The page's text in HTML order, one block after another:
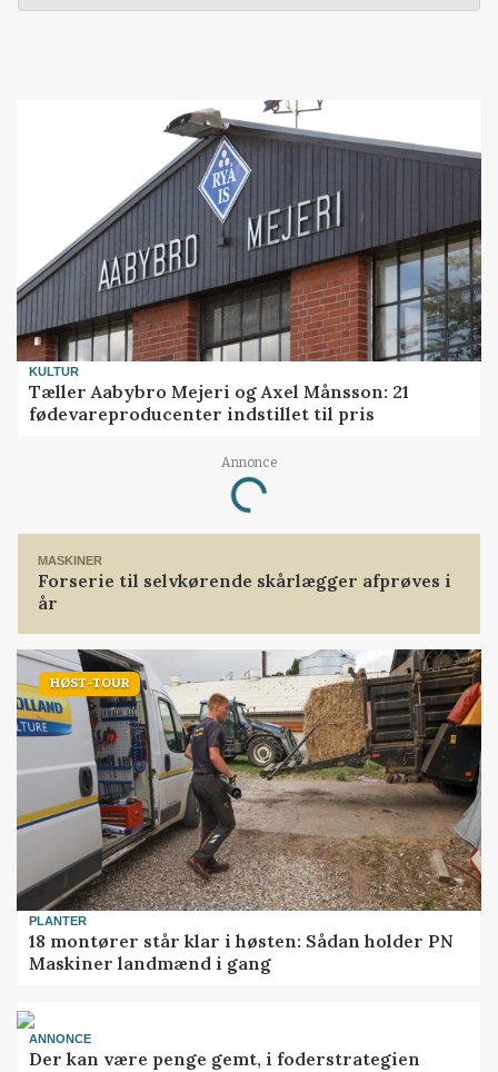
KULTUR
Tæller Aabybro Mejeri og Axel Månsson: 21
fødevareproducenter indstillet til pris
Annonce
Loading...
MASKINER
Forserie til selvkørende skårlægger afprøves i
år
HØST-TOUR
PLANTER
18 montører står klar i høsten: Sådan holder PN
Maskiner landmænd i gang
ANNONCE
Der kan være penge gemt, i foderstrategien